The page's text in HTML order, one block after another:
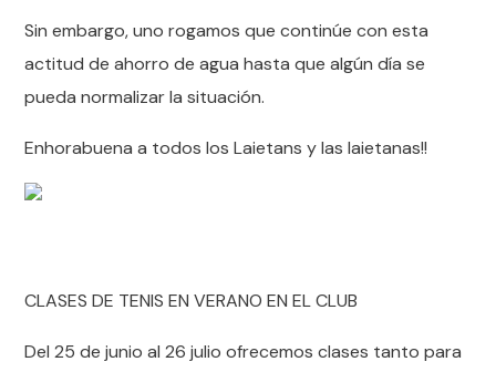
Sin embargo, uno rogamos que continúe con esta
actitud de ahorro de agua hasta que algún día se
pueda normalizar la situación.
Enhorabuena a todos los Laietans y las laietanas!!
CLASES DE TENIS EN VERANO EN EL CLUB
Del 25 de junio al 26 julio ofrecemos clases tanto para